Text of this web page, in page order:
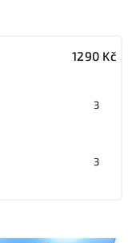
1290 Kč
3
3